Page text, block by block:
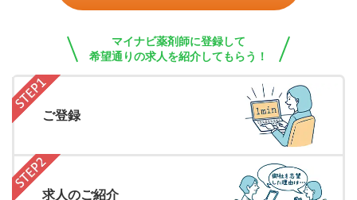
マイナビ薬剤師に登録して
希望通りの求人を紹介してもらう！
ご登録
求人のご紹介